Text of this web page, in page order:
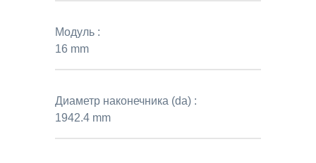
Модуль :
16 mm
Диаметр наконечника (da) :
1942.4 mm